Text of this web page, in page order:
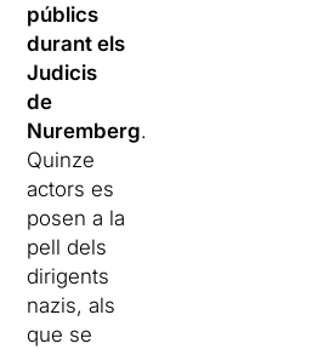
públics
durant els
Judicis
de
Nuremberg.
Quinze
actors es
posen a la
pell dels
dirigents
nazis, als
que se